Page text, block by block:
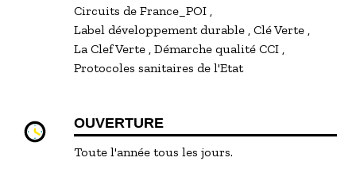
Circuits de France_POI
Label développement durable Clé Verte
La Clef Verte Démarche qualité CCI
Protocoles sanitaires de l'Etat
OUVERTURE
Toute l'année tous les jours.